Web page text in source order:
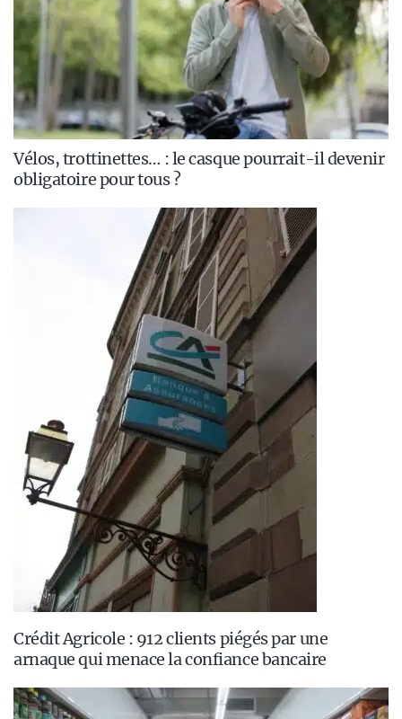
Vélos, trottinettes… : le casque pourrait-il devenir
obligatoire pour tous ?
Crédit Agricole : 912 clients piégés par une
arnaque qui menace la confiance bancaire